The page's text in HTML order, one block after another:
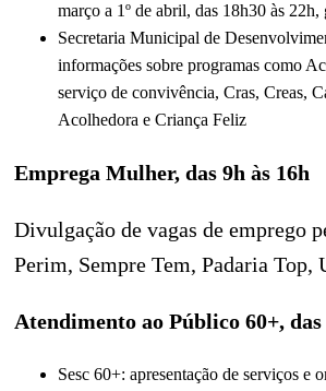
março a 1º de abril, das 18h30 às 22h,
Secretaria Municipal de
informações sobre programas como
serviço de convivência, Cras, Creas,
Acolhedora e Criança Feliz
Emprega Mulher, das 9h às 16h
Divulgação de vagas de emprego
Perim, Sempre Tem, Padaria Top,
Atendimento ao Público 60+, das
Sesc 60+: apresentação de serviços e